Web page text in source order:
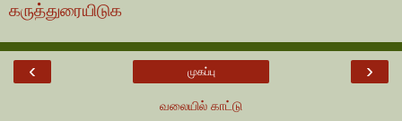
கருத்துரையிடுக
‹ ›
முகப்பு
வலையில் காட்டு